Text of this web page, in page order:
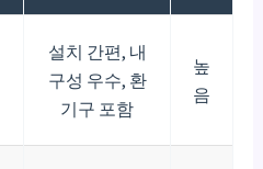
설치 간편, 내
구성 우수, 환
기구 포함
높
음